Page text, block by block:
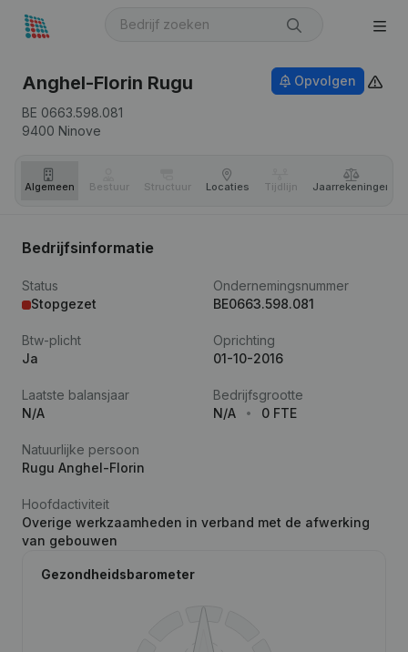
Anghel-Florin Rugu
BE 0663.598.081
9400 Ninove
Opvolgen
Algemeen Bestuur Structuur Locaties Tijdlijn Jaar­rekeningen
Bedrijfsinformatie
Status
Stopgezet
Ondernemingsnummer
BE0663.598.081
Btw-plicht
Ja
Oprichting
01-10-2016
Laatste balansjaar
N/A
Bedrijfsgrootte
N/A
0 FTE
Natuurlijke persoon
Rugu Anghel-Florin
Hoofdactiviteit
Overige werkzaamheden in verband met de afwerking
van gebouwen
Gezondheidsbarometer